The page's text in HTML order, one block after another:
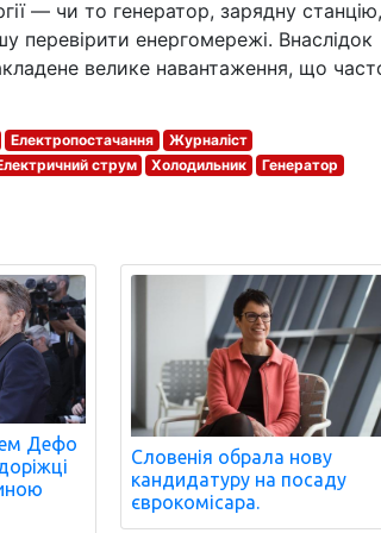
— чи то генератор, зарядну
перевірити енергомережі. Внаслідок
велике навантаження, що
Електропостачання
Журналіст
струм Холодильник
Генератор
Дефо
Словенія обрала нову
кандидатуру на посаду
єврокомісара.